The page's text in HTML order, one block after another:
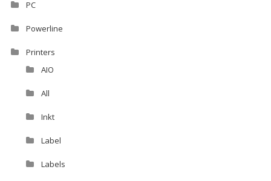
PC
Powerline
Printers
AIO
All
Inkt
Label
Labels